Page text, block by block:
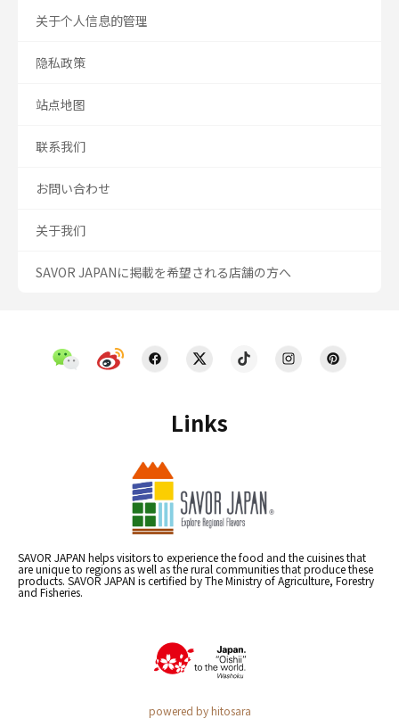
Links
SAVOR JAPAN helps visitors to experience the food and the cuisines that
are unique to regions as well as the rural communities that produce these
products. SAVOR JAPAN is certified by The Ministry of Agriculture, Forestry
and Fisheries.
powered by hitosara
关于个人信息的管理
隐私政策
站点地图
联系我们
お問い合わせ
关于我们
SAVOR JAPANに掲載を希望される店舗の方へ